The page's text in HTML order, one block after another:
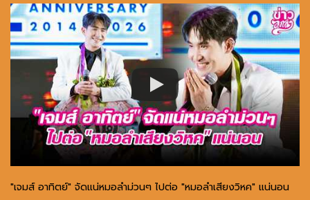
"เจมส์ อาทิตย์" จัดแน่หมอลำม่วนๆ ไปต่อ "หมอลำเสียงวิหค" แน่นอน